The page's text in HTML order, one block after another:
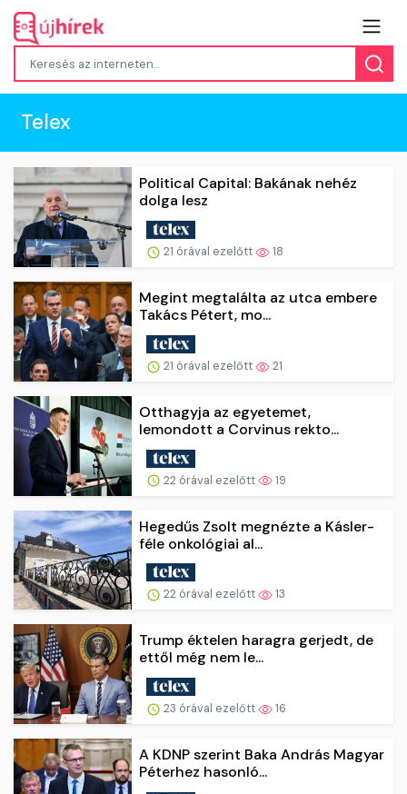
Telex
Political Capital: Bakának nehéz
dolga lesz
21 órával ezelőtt 18
Megint megtalálta az utca embere
Takács Pétert, mo...
21 órával ezelőtt 21
Otthagyja az egyetemet,
lemondott a Corvinus rekto...
22 órával ezelőtt 19
Hegedűs Zsolt megnézte a Kásler-
féle onkológiai al...
22 órával ezelőtt 13
Trump éktelen haragra gerjedt, de
ettől még nem le...
23 órával ezelőtt 16
A KDNP szerint Baka András Magyar
Péterhez hasonló...